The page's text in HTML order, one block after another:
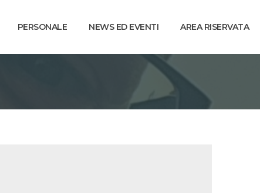
PERSONALE NEWS ED EVENTI AREA RISERVATA